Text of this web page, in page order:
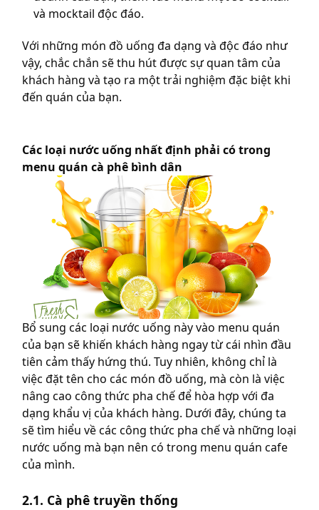
và mocktail độc đáo.
Với những món đồ uống đa dạng và độc đáo như
vậy, chắc chắn sẽ thu hút được sự quan tâm của
khách hàng và tạo ra một trải nghiệm đặc biệt khi
đến quán của bạn.
Các loại nước uống nhất định phải có trong
menu quán cà phê bình dân
Bổ sung các loại nước uống này vào menu quán
của bạn sẽ khiến khách hàng ngay từ cái nhìn đầu
tiên cảm thấy hứng thú. Tuy nhiên, không chỉ là
việc đặt tên cho các món đồ uống, mà còn là việc
nâng cao công thức pha chế để hòa hợp với đa
dạng khẩu vị của khách hàng. Dưới đây, chúng ta
sẽ tìm hiểu về các công thức pha chế và những loại
nước uống mà bạn nên có trong menu quán cafe
của mình.
2.1. Cà phê truyền thống